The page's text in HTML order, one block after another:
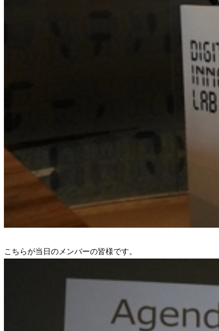
こちらが当日のメンバーの皆様です。